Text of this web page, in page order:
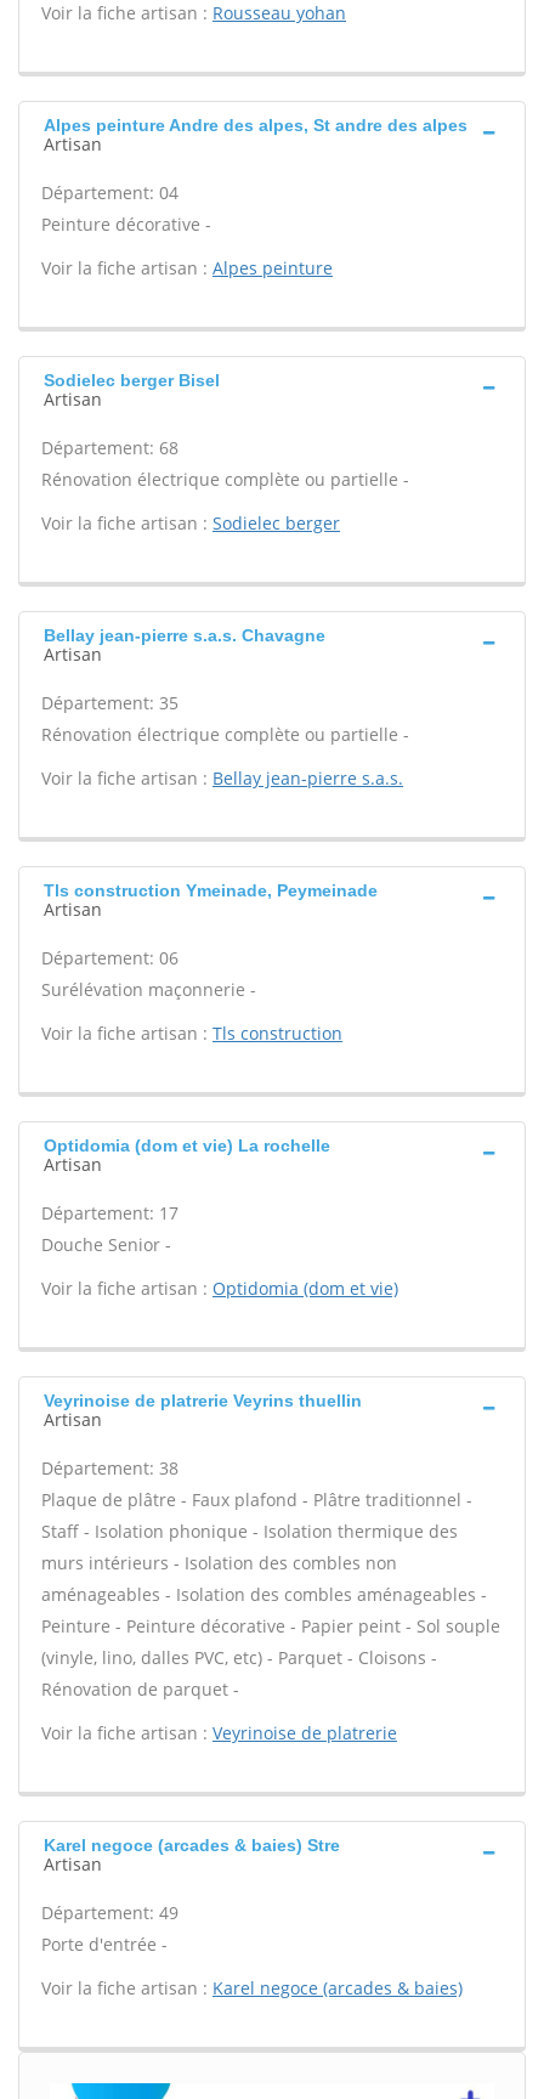
Voir la fiche artisan : Rousseau yohan
Alpes peinture Andre des alpes, St andre des alpes
Artisan
Département: 04
Peinture décorative -
Voir la fiche artisan : Alpes peinture
Sodielec berger Bisel
Artisan
Département: 68
Rénovation électrique complète ou partielle -
Voir la fiche artisan : Sodielec berger
Bellay jean-pierre s.a.s. Chavagne
Artisan
Département: 35
Rénovation électrique complète ou partielle -
Voir la fiche artisan : Bellay jean-pierre s.a.s.
Tls construction Ymeinade, Peymeinade
Artisan
Département: 06
Surélévation maçonnerie -
Voir la fiche artisan : Tls construction
Optidomia (dom et vie) La rochelle
Artisan
Département: 17
Douche Senior -
Voir la fiche artisan : Optidomia (dom et vie)
Veyrinoise de platrerie Veyrins thuellin
Artisan
Département: 38
Plaque de plâtre - Faux plafond - Plâtre traditionnel -
Staff - Isolation phonique - Isolation thermique des
murs intérieurs - Isolation des combles non
aménageables - Isolation des combles aménageables -
Peinture - Peinture décorative - Papier peint - Sol souple
(vinyle, lino, dalles PVC, etc) - Parquet - Cloisons -
Rénovation de parquet -
Voir la fiche artisan : Veyrinoise de platrerie
Karel negoce (arcades & baies) Stre
Artisan
Département: 49
Porte d'entrée -
Voir la fiche artisan : Karel negoce (arcades & baies)